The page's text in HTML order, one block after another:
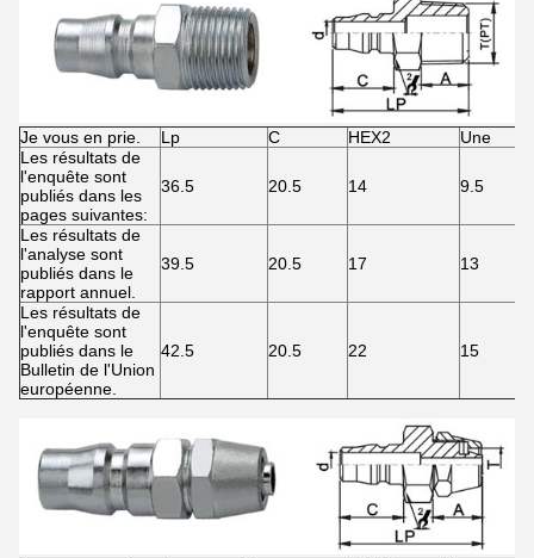
Je vous en prie. Lp C HEX2
Une
Les résultats de
l'enquête sont
publiés dans les
pages suivantes:
36.5 20.5 14 9.5
Les résultats de
l'analyse sont
publiés dans le
rapport annuel.
39.5 20.5 17 13
Les résultats de
l'enquête sont
publiés dans le
Bulletin de l'Union
européenne.
42.5 20.5 22 15